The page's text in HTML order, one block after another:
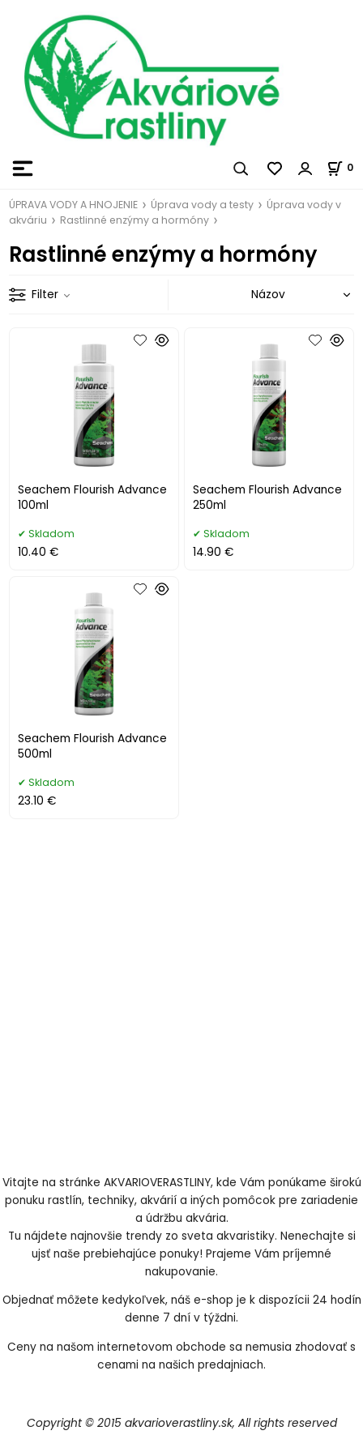
0
ÚPRAVA VODY A HNOJENIE Úprava vody a testy
Úprava vody v
akváriu
Rastlinné enzýmy a hormóny
Rastlinné enzýmy a hormóny
Filter
Seachem Flourish Advance
100ml
Skladom
10.40 €
Seachem Flourish Advance
250ml
Skladom
14.90 €
Seachem Flourish Advance
500ml
Skladom
23.10 €
Vitajte na stránke AKVARIOVERASTLINY, kde Vám ponúkame širokú
ponuku rastlín, techniky, akvárií a iných pomôcok pre zariadenie
a údržbu akvária.
Tu nájdete najnovšie trendy zo sveta akvaristiky. Nenechajte si
ujsť naše prebiehajúce ponuky! Prajeme Vám príjemné
nakupovanie.
Objednať môžete kedykoľvek, náš e-shop je k dispozícii 24 hodín
denne 7 dní v týždni.
Ceny na našom internetovom obchode sa nemusia zhodovať s
cenami na našich predajniach.
Copyright © 2015 akvarioverastliny.sk, All rights reserved